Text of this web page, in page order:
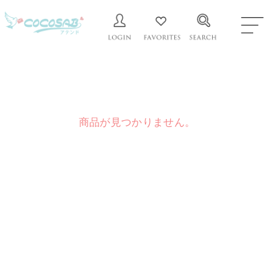
商品が見つかりません。